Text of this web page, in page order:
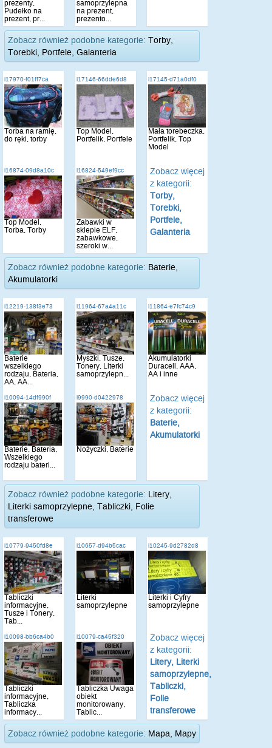
prezenty,
Pudełko na
prezent, pr...
samoprzylepna
na prezent,
prezento...
Zobacz również podobne kategorie: Torby,
Torebki, Portfele, Galanteria
i17970-f01ff7ca
Torba na ramię,
do ręki, torby
i17146-66dde6d8
Top Model,
Portfelik, Portfele
i17145-d71a0df0
Mała torebeczka,
Portfelik, Top
Model
i16874-09d8a10c
Top Model,
Torba, Torby
i16824-549ef9cc
Zabawki w
sklepie ELF,
zabawkowe,
szeroki w...
Zobacz więcej
z kategorii:
Torby,
Torebki,
Portfele,
Galanteria
Zobacz również podobne kategorie: Baterie,
Akumulatorki
i12219-138f3e73
Baterie
wszelkiego
rodzaju, Bateria,
AA, AA...
i11964-67a4a11c
Myszki, Tusze,
Tonery, Literki
samoprzylepn...
i11864-e7fc74c9
Akumulatorki
Duracell, AAA,
AA i inne
i10094-14df990f
Baterie, Bateria,
Wszelkiego
rodzaju bateri...
i9990-d0422978
Nożyczki, Baterie
Zobacz więcej
z kategorii:
Baterie,
Akumulatorki
Zobacz również podobne kategorie: Litery,
Literki samoprzylepne, Tabliczki, Folie
transferowe
i10779-9450fd8e
Tabliczki
informacyjne,
Tusze i Tonery,
Tab...
i10657-d94b5cac
Literki
samoprzylepne
i10245-9d2782d8
Literki i Cyfry
samoprzylepne
i10098-bb6ca4b0
Tabliczki
informacyjne,
Tabliczka
informacy...
i10079-ca45f320
Tabliczka Uwaga
obiekt
monitorowany,
Tablic...
Zobacz więcej
z kategorii:
Litery, Literki
samoprzylepne,
Tabliczki,
Folie
transferowe
Zobacz również podobne kategorie: Mapa, Mapy